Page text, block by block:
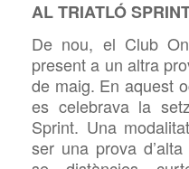
AL TRIATLÓ
De nou, el Club
present a un altra
de maig. En aquest
es celebrava la
Sprint. Una
ser una prova